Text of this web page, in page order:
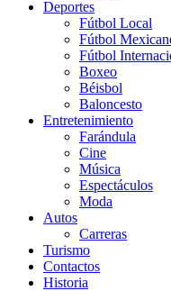
Deportes
Fútbol Local
Fútbol
Fútbol
Boxeo
Béisbol
Baloncesto
Entretenimiento
Farándula
Cine
Música
Espectáculos
Moda
Autos
Carreras
Turismo
Contactos
Historia